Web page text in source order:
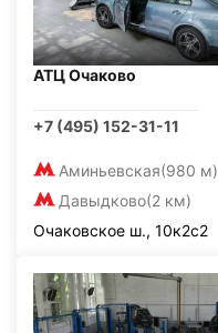
АТЦ Очаково
+7 (495) 152-31-11
Аминьевская(980 м)
Давыдково(2 км)
Очаковское ш., 10к2с2